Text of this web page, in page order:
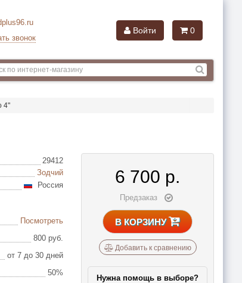
звонок
Войти 0
4"
29412
Зодчий
Россия
Посмотреть
800 руб.
от 7 до 30 дней
50%
6 700 р.
Предзаказ
В КОРЗИНУ
Добавить к сравнению
Нужна помощь в выборе?